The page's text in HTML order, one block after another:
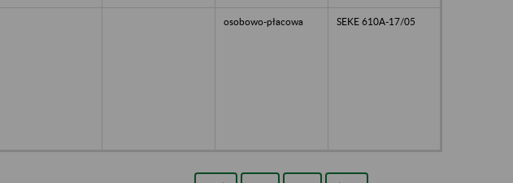
osobowo-płacowa SEKE 610A-17/05